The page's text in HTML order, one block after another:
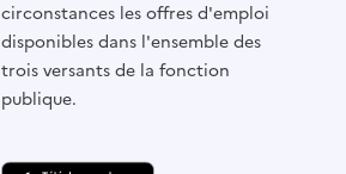
circonstances les offres d'emploi
disponibles dans l'ensemble des
trois versants de la fonction
publique.